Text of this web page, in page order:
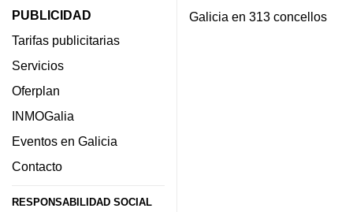
PUBLICIDAD
Tarifas publicitarias
Servicios
Oferplan
INMOGalia
Eventos en Galicia
Contacto
RESPONSABILIDAD SOCIAL
Galicia en 313 concellos